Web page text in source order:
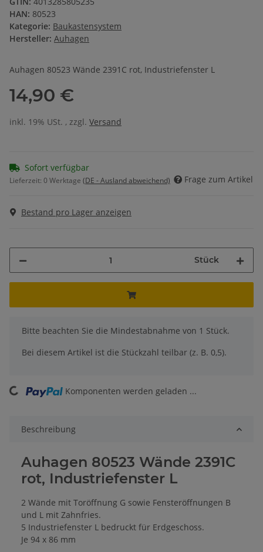
HAN: 80523
Kategorie: Baukastensystem
Hersteller: Auhagen
Auhagen 80523 Wände 2391C rot, Industriefenster L
14,90 €
inkl. 19% USt. , zzgl. Versand
Sofort verfügbar
Lieferzeit: 0 Werktage (DE - Ausland abweichend) Frage zum Artikel
Bestand pro Lager anzeigen
Stück
x
Bitte beachten Sie die Mindestabnahme von 1 Stück.
Bei diesem Artikel ist die Stückzahl teilbar (z. B. 0,5).
Komponenten werden geladen ...
Beschreibung
Auhagen 80523 Wände 2391C
rot, Industriefenster L
2 Wände mit Toröffnung G sowie Fenster­öffnungen B
und L mit Zahnfries.
5 Industriefenster L bedruckt für Erd­geschoss.
Je 94 x 86 mm